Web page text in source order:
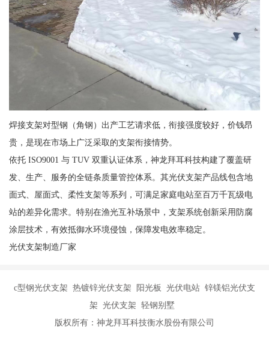
焊接支架对型钢（角钢）出产工艺请求低，衔接强度较好，价钱昂
贵，是现在市场上广泛采取的支架衔接情势。
依托 ISO9001 与 TUV 双重认证体系，神龙拜耳科技构建了覆盖研
发、生产、服务的全链条质量管控体系。其光伏支架产品线包含地
面式、屋面式、柔性支架等系列，可满足家庭电站至百万千瓦级电
站的差异化需求。特别在渔光互补场景中，支架系统创新采用防腐
涂层技术，有效抵御水环境侵蚀，保障发电效率稳定。
光伏支架制造厂家
c型钢光伏支架 热镀锌光伏支架 阳光板 光伏电站 锌镁铝光伏支
架 光伏支架 轻钢别墅
版权所有：神龙拜耳科技衡水股份有限公司